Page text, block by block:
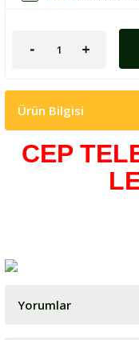
Ürün Bilgisi
CEP
Yorumlar